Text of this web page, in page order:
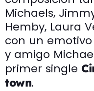
Michaels,
Hemby, Laura
con un
y amigo
primer single
town.